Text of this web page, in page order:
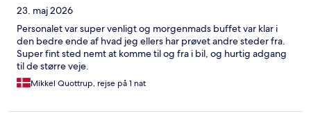
23. maj 2026
Personalet var super venligt og morgenmads buffet var klar i
den bedre ende af hvad jeg ellers har prøvet andre steder fra.
Super fint sted nemt at komme til og fra i bil, og hurtig adgang
til de større veje.
Mikkel Quottrup, rejse på 1 nat